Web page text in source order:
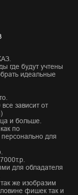
где будут учтены
идеальные
зависит от
и больше.
по
для
для обладателя
же изобразим
фишек так и